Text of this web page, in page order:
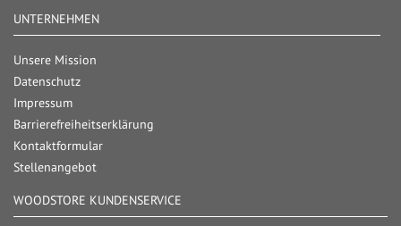
UNTERNEHMEN
Unsere Mission
Datenschutz
Impressum
Barrierefreiheitserklärung
Kontaktformular
Stellenangebot
WOODSTORE KUNDENSERVICE